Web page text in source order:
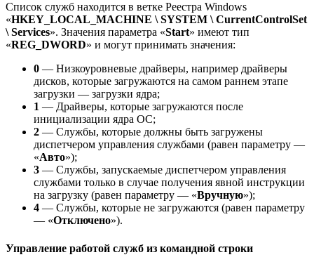
Список служб находится в ветке Реестра Windows
«HKEY_LOCAL_MACHINE \ SYSTEM \ CurrentControlSet
\ Services». Значения параметра «Start» имеют тип
«REG_DWORD» и могут принимать значения:
0 — Низкоуровневые драйверы, например драйверы
дисков, которые загружаются на самом раннем этапе
загрузки — загрузки ядра;
1 — Драйверы, которые загружаются после
инициализации ядра ОС;
2 — Службы, которые должны быть загружены
диспетчером управления службами (равен параметру —
«Авто»);
3 — Службы, запускаемые диспетчером управления
службами только в случае получения явной инструкции
на загрузку (равен параметру — «Вручную»);
4 — Службы, которые не загружаются (равен параметру
— «Отключено»).
Управление работой служб из командной строки